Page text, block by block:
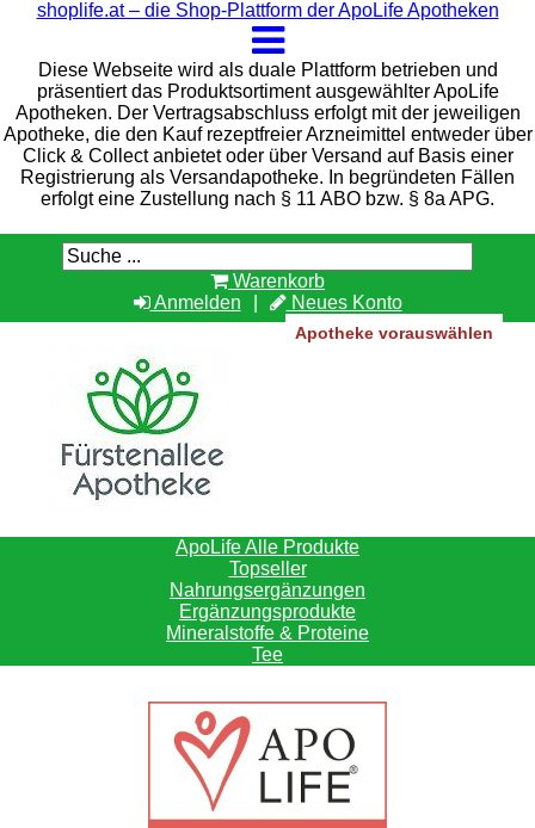
shoplife.at – die Shop-Plattform der ApoLife Apotheken
Diese Webseite wird als duale Plattform betrieben und
präsentiert das Produktsortiment ausgewählter ApoLife
Apotheken. Der Vertragsabschluss erfolgt mit der jeweiligen
Apotheke, die den Kauf rezeptfreier Arzneimittel entweder über
Click & Collect anbietet oder über Versand auf Basis einer
Registrierung als Versandapotheke. In begründeten Fällen
erfolgt eine Zustellung nach § 11 ABO bzw. § 8a APG.
Warenkorb
Anmelden
Neues Konto
Apotheke vorauswählen
ApoLife Alle Produkte
Topseller
Nahrungsergänzungen
Ergänzungsprodukte
Mineralstoffe & Proteine
Tee